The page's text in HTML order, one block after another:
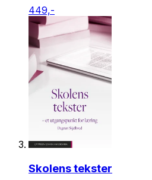
449,-
Skolens tekster